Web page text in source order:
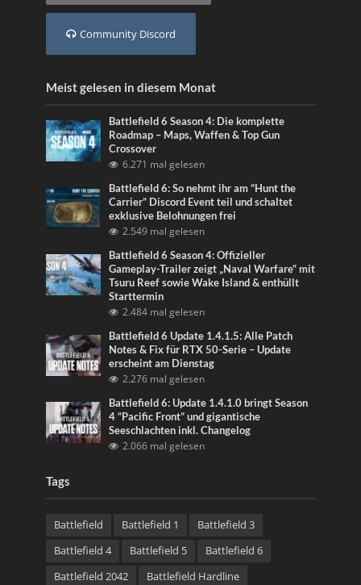
Community Discord
Meist gelesen in diesem Monat
Battlefield 6 Season 4: Die komplette
Roadmap – Maps, Waffen & Top Gun
Crossover
6.271 mal gelesen
Battlefield 6: So nehmt ihr am “Hunt the
Carrier” Discord Event teil und schaltet
exklusive Belohnungen frei
2.549 mal gelesen
Battlefield 6 Season 4: Offizieller
Gameplay-Trailer zeigt „Naval Warfare“ mit
Tsuru Reef sowie Wake Island & enthüllt
Starttermin
2.484 mal gelesen
Battlefield 6 Update 1.4.1.5: Alle Patch
Notes & Fix für RTX 50-Serie – Update
erscheint am Dienstag
2.276 mal gelesen
Battlefield 6: Update 1.4.1.0 bringt Season
4 “Pacific Front” und gigantische
Seeschlachten inkl. Changelog
2.066 mal gelesen
Tags
Battlefield Battlefield 1
Battlefield 3
Battlefield 4
Battlefield 5
Battlefield 6
Battlefield 2042
Battlefield Hardline